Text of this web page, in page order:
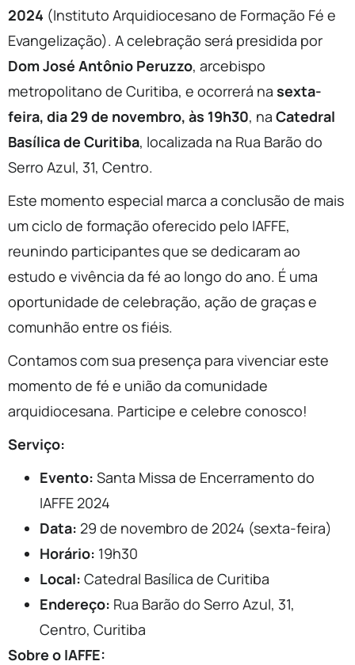
2024 (Instituto Arquidiocesano de Formação Fé e
Evangelização). A celebração será presidida por
Dom José Antônio Peruzzo, arcebispo
metropolitano de Curitiba, e ocorrerá na sexta-
feira, dia 29 de novembro, às 19h30, na Catedral
Basílica de Curitiba, localizada na Rua Barão do
Serro Azul, 31, Centro.
Este momento especial marca a conclusão de mais
um ciclo de formação oferecido pelo IAFFE,
reunindo participantes que se dedicaram ao
estudo e vivência da fé ao longo do ano. É uma
oportunidade de celebração, ação de graças e
comunhão entre os fiéis.
Contamos com sua presença para vivenciar este
momento de fé e união da comunidade
arquidiocesana. Participe e celebre conosco!
Serviço:
Evento: Santa Missa de Encerramento do
IAFFE 2024
Data: 29 de novembro de 2024 (sexta-feira)
Horário: 19h30
Local: Catedral Basílica de Curitiba
Endereço: Rua Barão do Serro Azul, 31,
Centro, Curitiba
Sobre o IAFFE: